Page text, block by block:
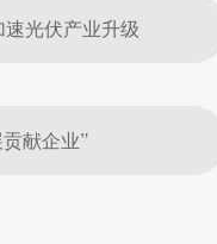
速光伏产业升级
献企业”